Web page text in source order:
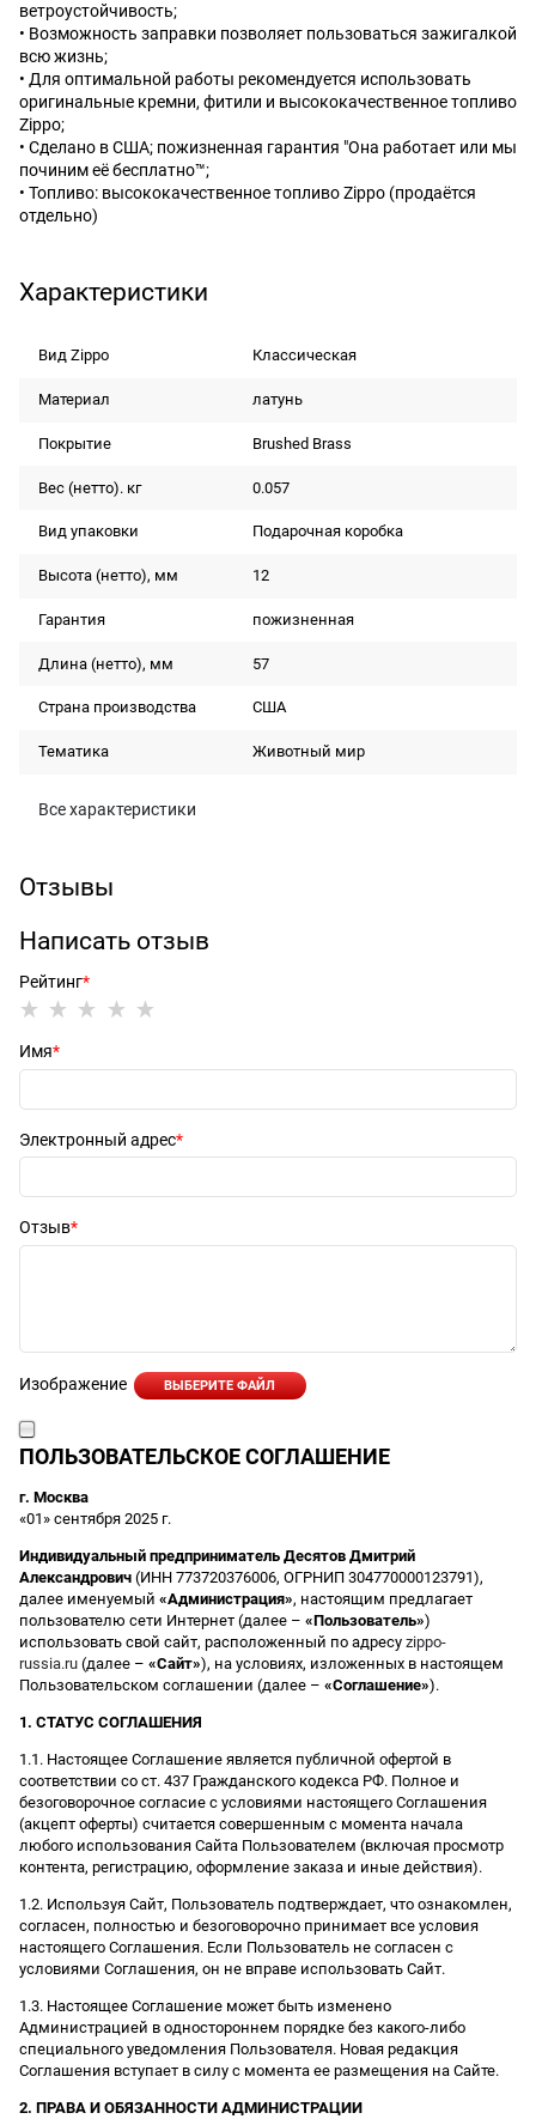
ветроустойчивость;
• Возможность заправки позволяет пользоваться зажигалкой
всю жизнь;
• Для оптимальной работы рекомендуется использовать
оригинальные кремни, фитили и высококачественное топливо
Zippo;
• Сделано в США; пожизненная гарантия "Она работает или мы
починим её бесплатно™;
• Топливо: высококачественное топливо Zippo (продаётся
отдельно)
Характеристики
Вид Zippo Классическая
Материал латунь
Покрытие Brushed Brass
Вес (нетто). кг 0.057
Вид упаковки Подарочная коробка
Высота (нетто), мм 12
Гарантия пожизненная
Длина (нетто), мм 57
Страна производства США
Тематика Животный мир
Все характеристики
Отзывы
Написать отзыв
Рейтинг
Имя
Электронный адрес
Отзыв
Изображение ВЫБЕРИТЕ ФАЙЛ
ПОЛЬЗОВАТЕЛЬСКОЕ СОГЛАШЕНИЕ
г. Москва
«01» сентября 2025 г.
Индивидуальный предприниматель Десятов Дмитрий
Александрович (ИНН 773720376006, ОГРНИП 304770000123791),
далее именуемый «Администрация», настоящим предлагает
пользователю сети Интернет (далее – «Пользователь»)
использовать свой сайт, расположенный по адресу zippo-
russia.ru (далее – «Сайт»), на условиях, изложенных в настоящем
Пользовательском соглашении (далее – «Соглашение»).
1. СТАТУС СОГЛАШЕНИЯ
1.1. Настоящее Соглашение является публичной офертой в
соответствии со ст. 437 Гражданского кодекса РФ. Полное и
безоговорочное согласие с условиями настоящего Соглашения
(акцепт оферты) считается совершенным с момента начала
любого использования Сайта Пользователем (включая просмотр
контента, регистрацию, оформление заказа и иные действия).
1.2. Используя Сайт, Пользователь подтверждает, что ознакомлен,
согласен, полностью и безоговорочно принимает все условия
настоящего Соглашения. Если Пользователь не согласен с
условиями Соглашения, он не вправе использовать Сайт.
1.3. Настоящее Соглашение может быть изменено
Администрацией в одностороннем порядке без какого-либо
специального уведомления Пользователя. Новая редакция
Соглашения вступает в силу с момента ее размещения на Сайте.
2. ПРАВА И ОБЯЗАННОСТИ АДМИНИСТРАЦИИ